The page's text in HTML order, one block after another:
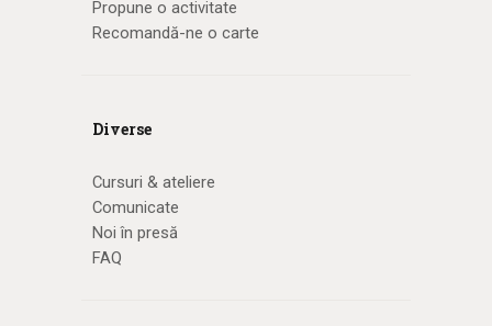
Propune o activitate
Recomandă-ne o carte
Diverse
Cursuri & ateliere
Comunicate
Noi în presă
FAQ